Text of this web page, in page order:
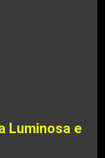
Luminosa e